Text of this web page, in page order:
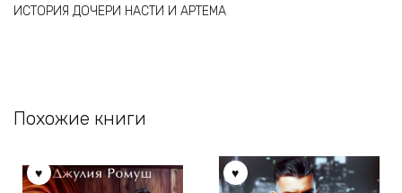
ИСТОРИЯ ДОЧЕРИ НАСТИ И АРТЕМА
Похожие книги